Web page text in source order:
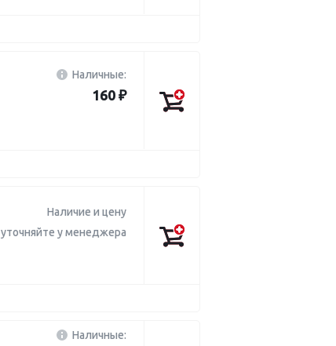
Наличные:
160 ₽
Наличие и цену
уточняйте у менеджера
Наличные: